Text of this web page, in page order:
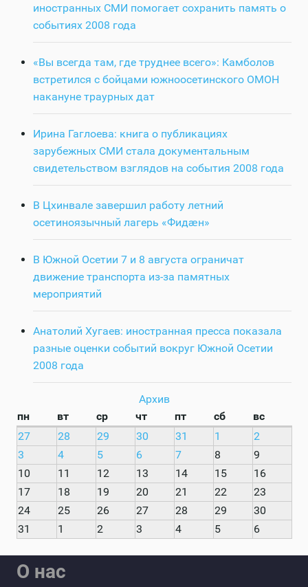
иностранных СМИ помогает сохранить память о
событиях 2008 года
«Вы всегда там, где труднее всего»: Камболов
встретился с бойцами южноосетинского ОМОН
накануне траурных дат
Ирина Гаглоева: книга о публикациях
зарубежных СМИ стала документальным
свидетельством взглядов на события 2008 года
В Цхинвале завершил работу летний
осетиноязычный лагерь «Фидӕн»
В Южной Осетии 7 и 8 августа ограничат
движение транспорта из-за памятных
мероприятий
Анатолий Хугаев: иностранная пресса показала
разные оценки событий вокруг Южной Осетии
2008 года
Архив
пн
вт ср чт пт сб
вс
27
28 29 30 31 1
2
3
4 5 6 7 8
9
10
11 12 13 14 15
16
17
18 19 20 21 22
23
24
25 26 27 28 29
30
31
1 2 3 4 5 6
О нас